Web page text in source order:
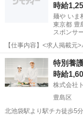
時給
麺や いま
東京都 豊
スポンサ
【仕事内容】<求人掲載元
任せします! 具体的には…
会計 など 食券制ではあり
ないです。 お料理もスム
アルバイト・パート
特別養
時給
株式会社
豊島区
北池袋駅より駅チカ徒歩5